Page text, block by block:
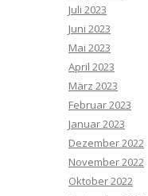
Juli 2023
Juni 2023
Mai 2023
April 2023
März 2023
Februar 2023
Januar 2023
Dezember 2022
November 2022
Oktober 2022